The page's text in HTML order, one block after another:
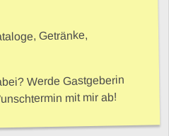
Getränke,
Werde Gastgeberin
mit mir ab!